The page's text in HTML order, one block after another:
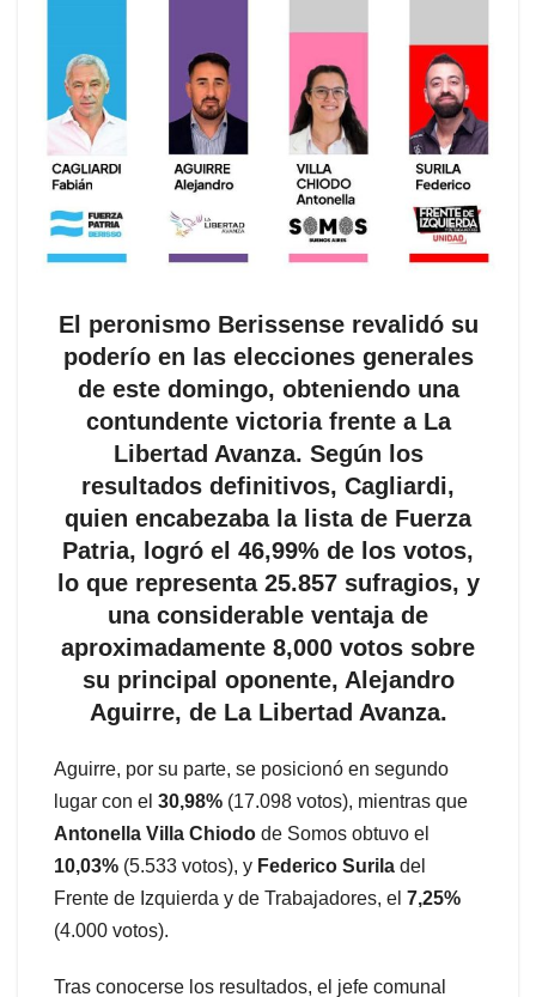
El peronismo Berissense revalidó su
poderío en las elecciones generales
de este domingo, obteniendo una
contundente victoria frente a La
Libertad Avanza. Según los
resultados definitivos, Cagliardi,
quien encabezaba la lista de Fuerza
Patria, logró el 46,99% de los votos,
lo que representa 25.857 sufragios, y
una considerable ventaja de
aproximadamente 8,000 votos sobre
su principal oponente, Alejandro
Aguirre, de La Libertad Avanza.
Aguirre, por su parte, se posicionó en segundo
lugar con el 30,98% (17.098 votos), mientras que
Antonella Villa Chiodo de Somos obtuvo el
10,03% (5.533 votos), y Federico Surila del
Frente de Izquierda y de Trabajadores, el 7,25%
(4.000 votos).
Tras conocerse los resultados, el jefe comunal